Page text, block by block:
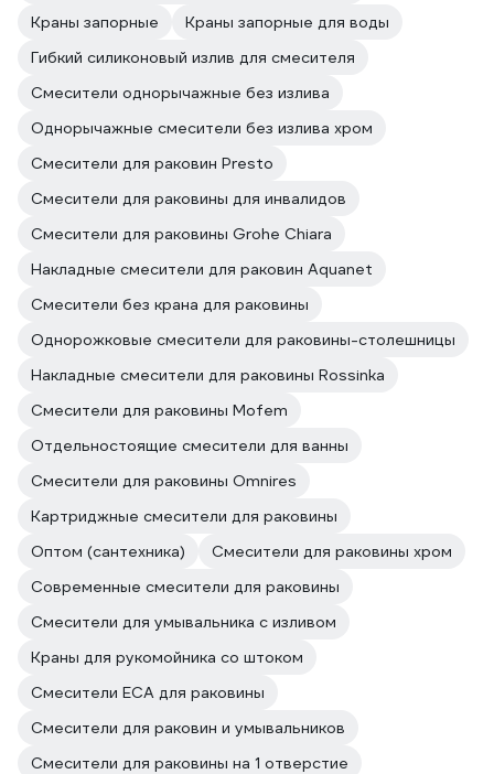
Краны запорные
Краны запорные для воды
Гибкий силиконовый излив для смесителя
Смесители однорычажные без излива
Однорычажные смесители без излива хром
Смесители для раковин Presto
Смесители для раковины для инвалидов
Смесители для раковины Grohe Chiara
Накладные смесители для раковин Aquanet
Смесители без крана для раковины
Однорожковые смесители для раковины-столешницы
Накладные смесители для раковины Rossinka
Смесители для раковины Mofem
Отдельностоящие смесители для ванны
Смесители для раковины Omnires
Картриджные смесители для раковины
Оптом (сантехника)
Смесители для раковины хром
Современные смесители для раковины
Смесители для умывальника с изливом
Краны для рукомойника со штоком
Смесители ECA для раковины
Смесители для раковин и умывальников
Смесители для раковины на 1 отверстие